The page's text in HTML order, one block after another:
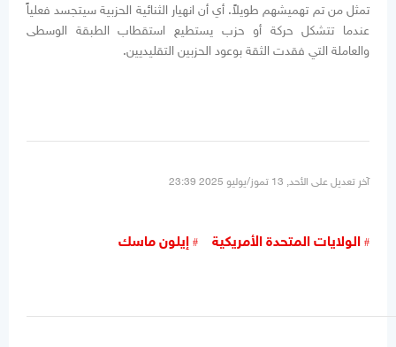
تمثل من تم تهميشهم طويلاً. أي أن انهيار الثنائية الحزبية سيتجسد فعلياً
عندما تتشكل حركة أو حزب يستطيع استقطاب الطبقة الوسطى
والعاملة التي فقدت الثقة بوعود الحزبين التقليديين.
آخر تعديل على الأحد, 13 تموز/يوليو 2025 23:39
الولايات المتحدة الأمريكية إيلون ماسك